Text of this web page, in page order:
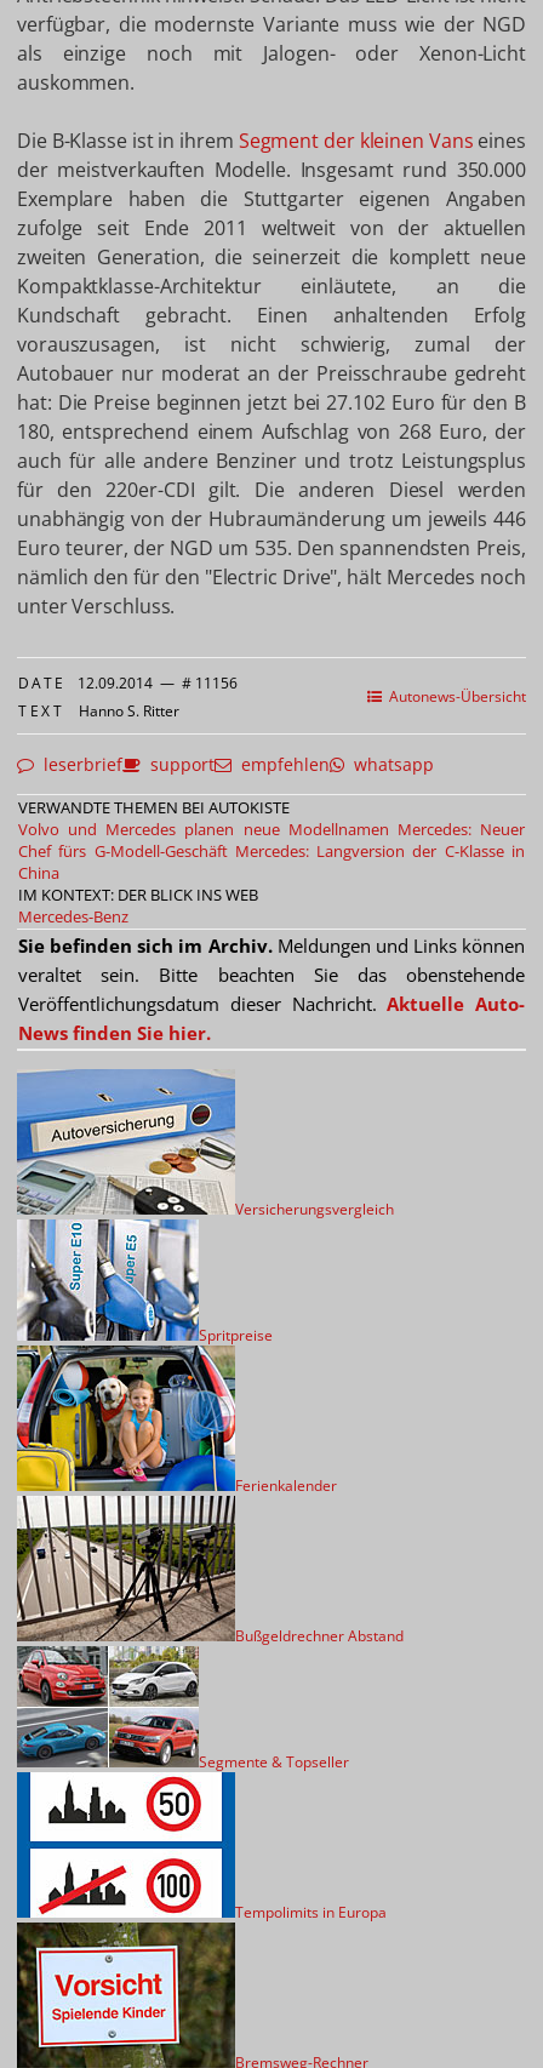
verfügbar, die modernste Variante muss wie der NGD
als einzige noch mit Jalogen- oder Xenon-Licht
auskommen.
Die B-Klasse ist in ihrem Segment der kleinen Vans eines
der meistverkauften Modelle. Insgesamt rund 350.000
Exemplare haben die Stuttgarter eigenen Angaben
zufolge seit Ende 2011 weltweit von der aktuellen
zweiten Generation, die seinerzeit die komplett neue
Kompaktklasse-Architektur einläutete, an die
Kundschaft gebracht. Einen anhaltenden Erfolg
vorauszusagen, ist nicht schwierig, zumal der
Autobauer nur moderat an der Preisschraube gedreht
hat: Die Preise beginnen jetzt bei 27.102 Euro für den B
180, entsprechend einem Aufschlag von 268 Euro, der
auch für alle andere Benziner und trotz Leistungsplus
für den 220er-CDI gilt. Die anderen Diesel werden
unabhängig von der Hubraumänderung um jeweils 446
Euro teurer, der NGD um 535. Den spannendsten Preis,
nämlich den für den "Electric Drive", hält Mercedes noch
unter Verschluss.
Autonews-Übersicht
DATE 12.09.2014 — # 11156
TEXT Hanno S. Ritter
leserbrief support empfehlen whatsapp
VERWANDTE THEMEN BEI AUTOKISTE
Volvo und Mercedes planen neue Modellnamen Mercedes: Neuer
Chef fürs G-Modell-Geschäft Mercedes: Langversion der C-Klasse in
China
IM KONTEXT: DER BLICK INS WEB
Mercedes-Benz
Sie befinden sich im Archiv.Meldungen und Links können
veraltet sein. Bitte beachten Sie das obenstehende
Veröffentlichungsdatum dieser Nachricht.Aktuelle Auto-
News finden Sie hier.
Versicherungsvergleich
Spritpreise
Ferienkalender
Bußgeldrechner Abstand
Segmente & Topseller
Tempolimits in Europa
Bremsweg-Rechner